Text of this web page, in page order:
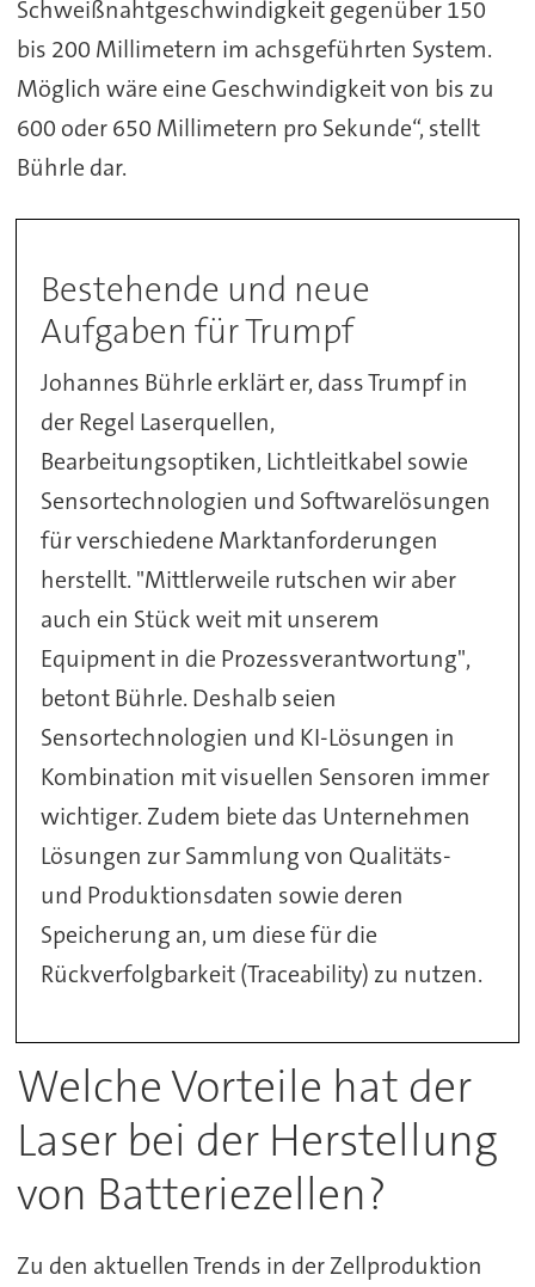
Schweißnahtgeschwindigkeit gegenüber 150
bis 200 Millimetern im achsgeführten System.
Möglich wäre eine Geschwindigkeit von bis zu
600 oder 650 Millimetern pro Sekunde“, stellt
Bührle dar.
Bestehende und neue
Aufgaben für Trumpf
Johannes Bührle erklärt er, dass Trumpf in
der Regel Laserquellen,
Bearbeitungsoptiken, Lichtleitkabel sowie
Sensortechnologien und Softwarelösungen
für verschiedene Marktanforderungen
herstellt. "Mittlerweile rutschen wir aber
auch ein Stück weit mit unserem
Equipment in die Prozessverantwortung",
betont Bührle. Deshalb seien
Sensortechnologien und KI-Lösungen in
Kombination mit visuellen Sensoren immer
wichtiger. Zudem biete das Unternehmen
Lösungen zur Sammlung von Qualitäts-
und Produktionsdaten sowie deren
Speicherung an, um diese für die
Rückverfolgbarkeit (Traceability) zu nutzen.
Welche Vorteile hat der
Laser bei der Herstellung
von Batteriezellen?
Zu den aktuellen Trends in der Zellproduktion